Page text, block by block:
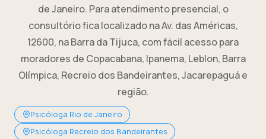
TRATA)
de Janeiro. Para atendimento presencial, o
consultório fica localizado na Av. das Américas,
12600, na Barra da Tijuca, com fácil acesso para
moradores de Copacabana, Ipanema, Leblon, Barra
Olímpica, Recreio dos Bandeirantes, Jacarepaguá e
região.
Psicóloga Rio de Janeiro
Psicóloga Recreio dos Bandeirantes